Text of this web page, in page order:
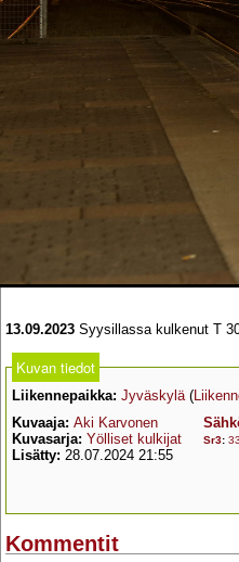
13.09.2023 Syysillassa kulkenut T
Kuvan tiedot
Liikennepaikka: Jyväskylä(
Kuvaaja: Aki Karvonen
Kuvasarja: Yölliset kulkijat
Lisätty: 28.07.2024 21:55
Sr3:
Kommentit